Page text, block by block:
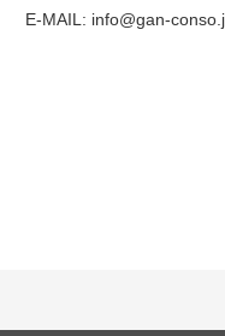
E-MAIL: info@gan-
担当：水野